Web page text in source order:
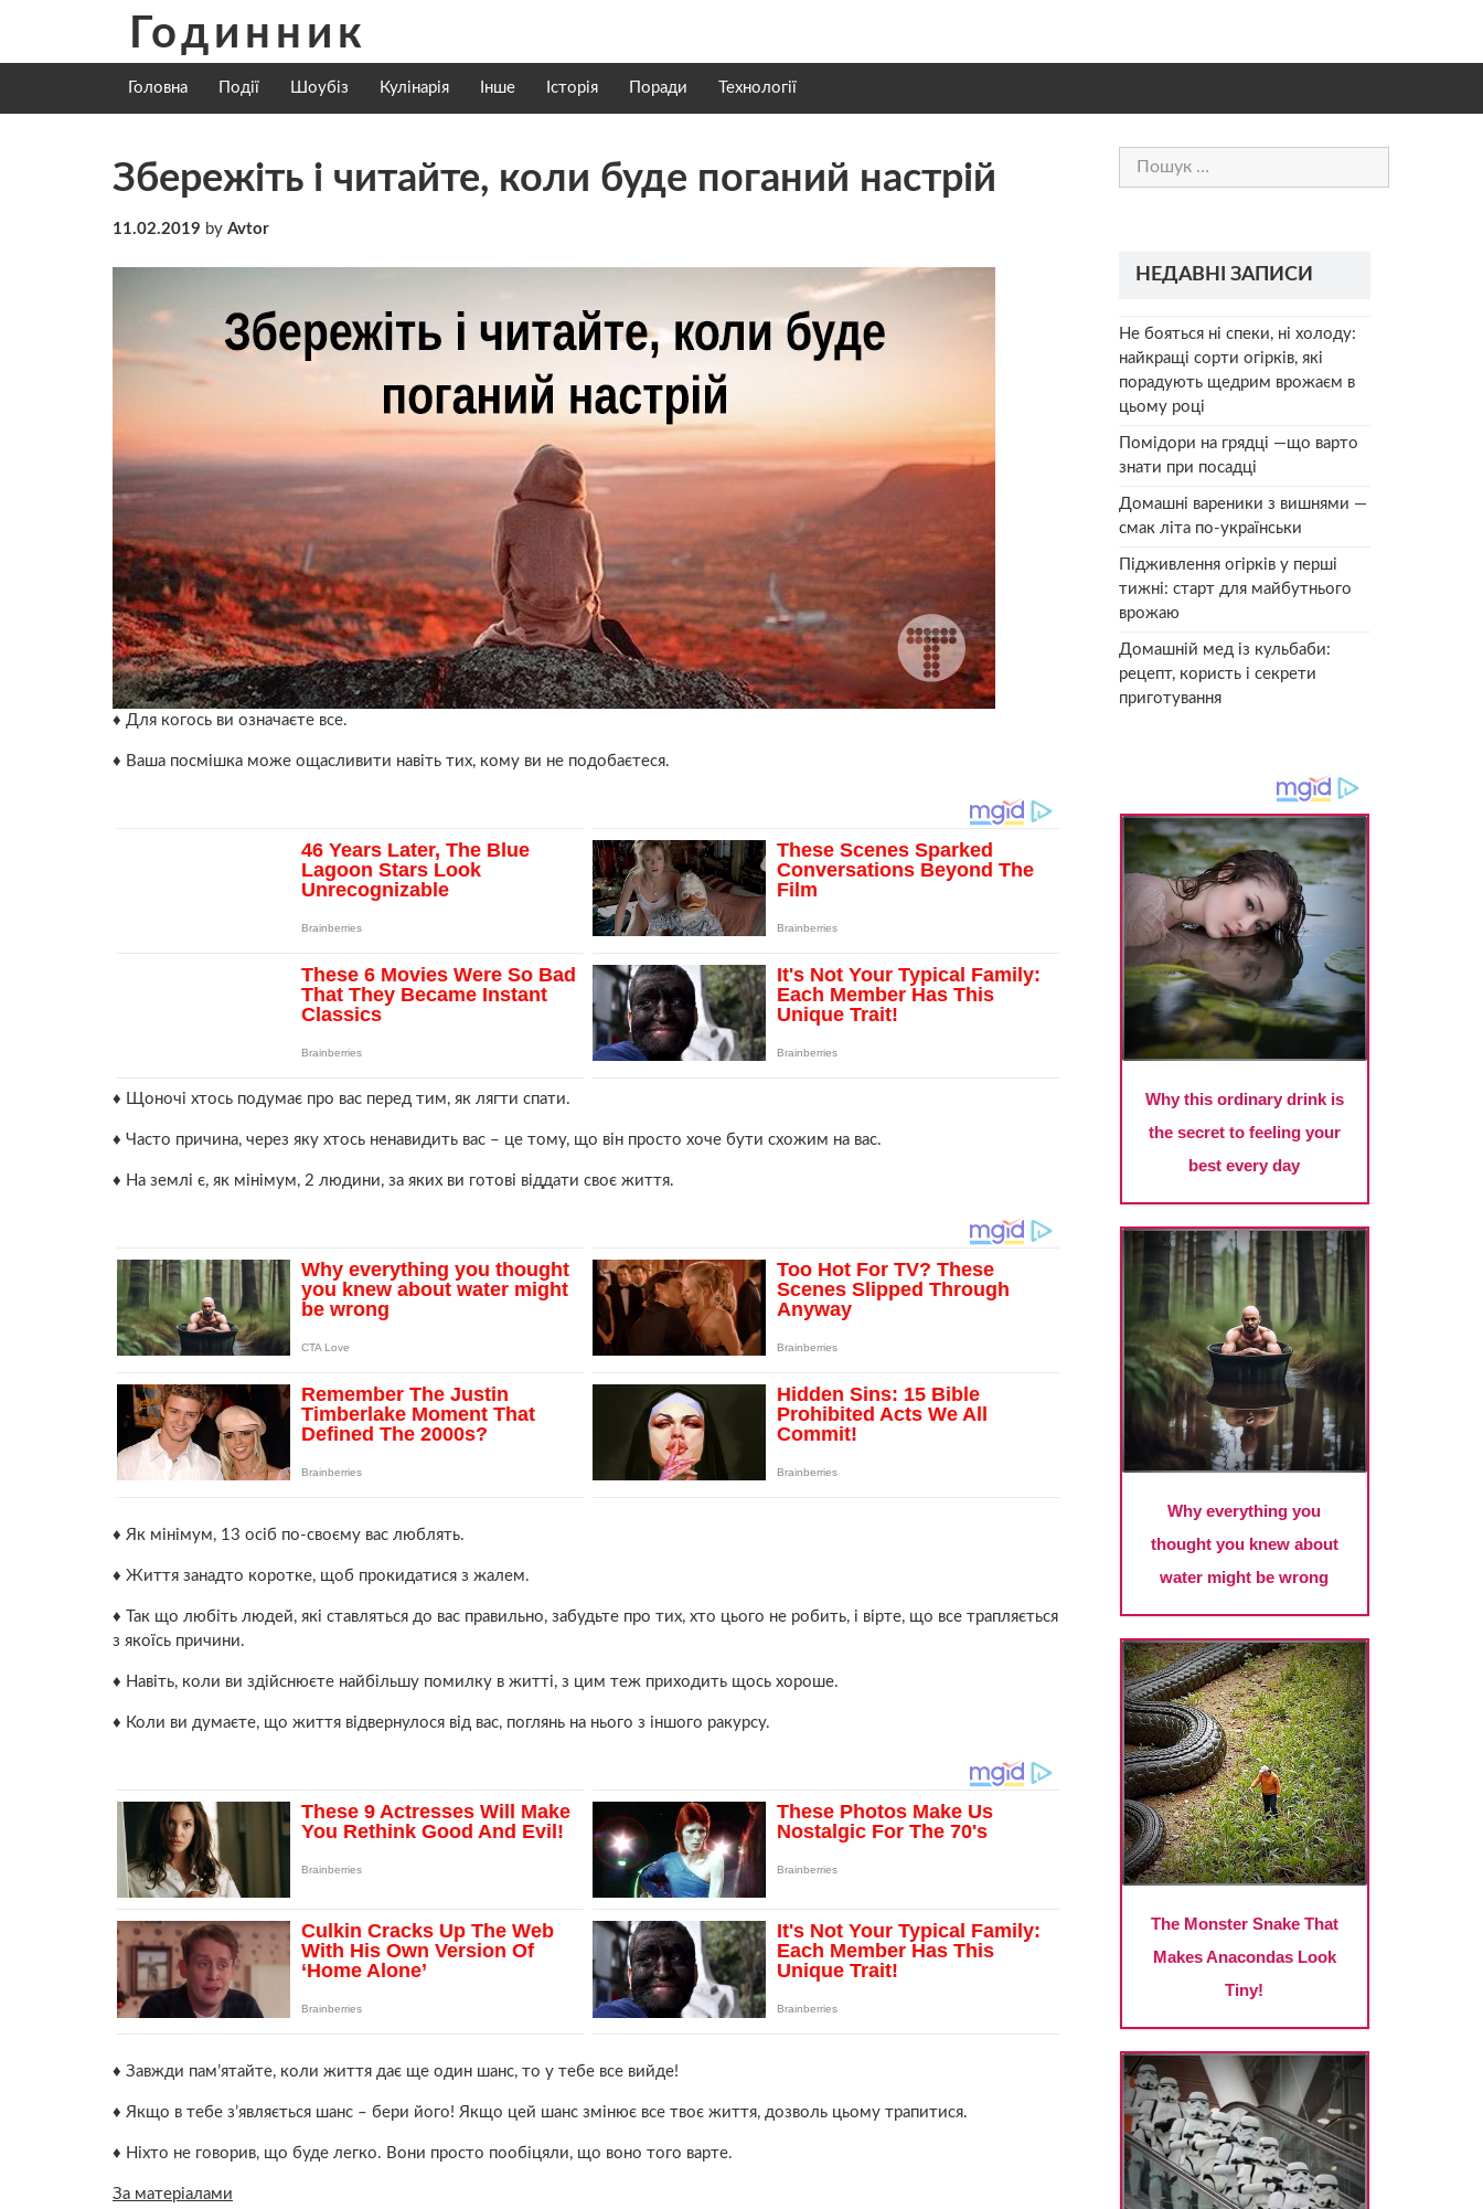
content
Годинник
Головна Події Шоубіз Кулінарія Інше Історія Поради Технології
Збережіть і читайте, коли буде поганий настрій
11.02.2019 by Avtor
♦ Для когось ви означаєте все.
♦ Ваша посмішка може ощасливити навіть тих, кому ви не подобаєтеся.
♦ Щоночі хтось подумає про вас перед тим, як лягти спати.
♦ Часто причина, через яку хтось ненавидить вас – це тому, що він просто хоче бути схожим на вас.
♦ На землі є, як мінімум, 2 людини, за яких ви готові віддати своє життя.
♦ Як мінімум, 13 осіб по-своєму вас люблять.
♦ Життя занадто коротке, щоб прокидатися з жалем.
♦ Так що любіть людей, які ставляться до вас правильно, забудьте про тих, хто цього не робить, і вірте, що все трапляється
з якоїсь причини.
♦ Навіть, коли ви здійснюєте найбільшу помилку в житті, з цим теж приходить щось хороше.
♦ Коли ви думаєте, що життя відвернулося від вас, поглянь на нього з іншого ракурсу.
♦ Завжди пам’ятайте, коли життя дає ще один шанс, то у тебе все вийде!
♦ Якщо в тебе з’являється шанс – бери його! Якщо цей шанс змінює все твоє життя, дозволь цьому трапитися.
♦ Ніхто не говорив, що буде легко. Вони просто пообіцяли, що воно того варте.
За матеріалами
Пошук:
НЕДАВНІ ЗАПИСИ
Не бояться ні спеки, ні холоду:
найкращі сорти огірків, які
порадують щедрим врожаєм в
цьому році
Помідори на грядці —що варто
знати при посадці
Домашні вареники з вишнями —
смак літа по-українськи
Підживлення огірків у перші
тижні: старт для майбутнього
врожаю
Домашній мед із кульбаби:
рецепт, користь і секрети
приготування